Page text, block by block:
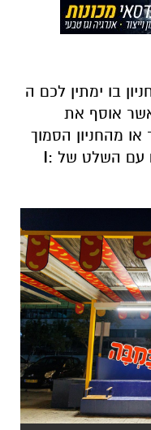
בו ימתין לכם ה
אשר אוסף את
מהחניון הסמוך
למרכז
מדריכים